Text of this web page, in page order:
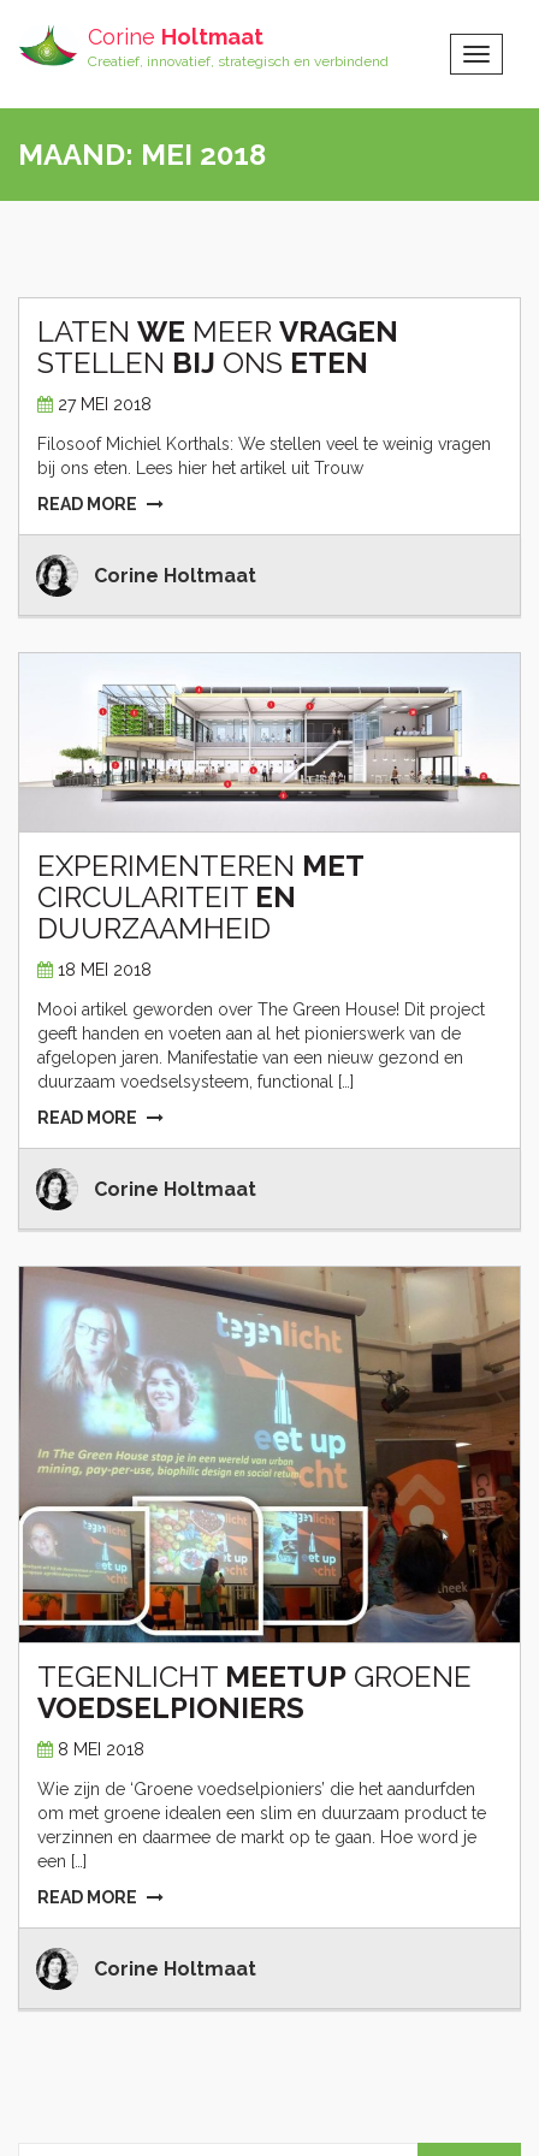
Toggle
Corine Holtmaat
Creatief, innovatief, strategisch en verbindend
MAAND: MEI 2018
LATEN WE MEER VRAGEN
STELLEN BIJ ONS ETEN
27 MEI 2018
Filosoof Michiel Korthals: We stellen veel te weinig vragen
bij ons eten. Lees hier het artikel uit Trouw
READ MORE
Corine Holtmaat
EXPERIMENTEREN MET
CIRCULARITEIT EN
DUURZAAMHEID
18 MEI 2018
Mooi artikel geworden over The Green House! Dit project
geeft handen en voeten aan al het pionierswerk van de
afgelopen jaren. Manifestatie van een nieuw gezond en
duurzaam voedselsysteem, functional […]
READ MORE
Corine Holtmaat
TEGENLICHT MEETUP GROENE
VOEDSELPIONIERS
8 MEI 2018
Wie zijn de ‘Groene voedselpioniers’ die het aandurfden
om met groene idealen een slim en duurzaam product te
verzinnen en daarmee de markt op te gaan. Hoe word je
een […]
READ MORE
Corine Holtmaat